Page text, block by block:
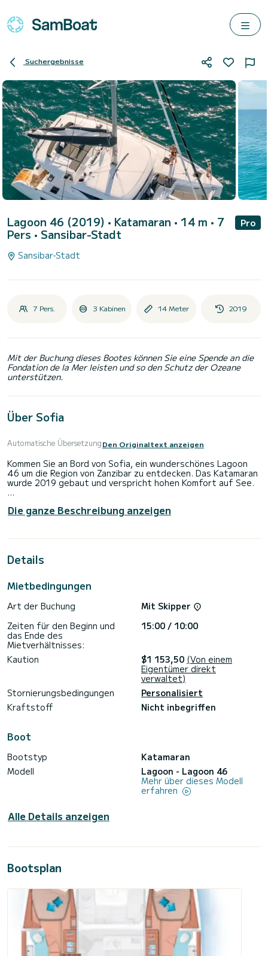
Suchergebnisse
Lagoon 46 (2019) • Katamaran • 14 m • 7
Pers • Sansibar-Stadt
Pro
Sansibar-Stadt
7 Pers. 3 Kabinen 14 Meter 2019
Mit der Buchung dieses Bootes können Sie eine Spende an die
Fondation de la Mer leisten und so den Schutz der Ozeane
unterstützen.
Über Sofia
Automatische ÜbersetzungDen Originaltext anzeigen
Kommen Sie an Bord von Sofia, ein wunderschönes Lagoon
46 um die Region von Zanzibar zu entdecken. Das Katamaran
wurde 2019 gebaut und verspricht hohen Komfort auf See.
Mit seinen 3 Kabinen kann das Schiff bis zu 6 Personen für
einen Törn aufnehmen.
Dieses Lagoon 46 verfügt über 3 Toiletten mit Dusche.
Es ist unter anderem mit folgender Ausrüstung
Die ganze Beschreibung anzeigen
Details
Mietbedingungen
Art der Buchung
Mit Skipper
Zeiten für den Beginn und
das Ende des
Mietverhältnisses:
15:00 / 10:00
Kaution $1 153,50 (Von einem
Eigentümer direkt
verwaltet)
Stornierungsbedingungen
Personalisiert
Kraftstoff
Nicht inbegriffen
Boot
Bootstyp
Katamaran
Modell
Lagoon - Lagoon 46
Mehr über dieses Modell
erfahren
Alle Details anzeigen
Bootsplan